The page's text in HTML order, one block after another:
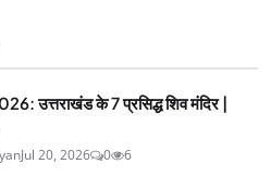
उत्तराखंड के 7 प्रसिद्ध शिव मंदिर |
Jul 20, 2026 0 6